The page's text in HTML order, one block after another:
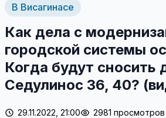
В Висагинасе
Как дела с
городской системы
Когда будут сносить
Седулинос 36, 40?
29.11.2022, 21:00 2981 просмотров